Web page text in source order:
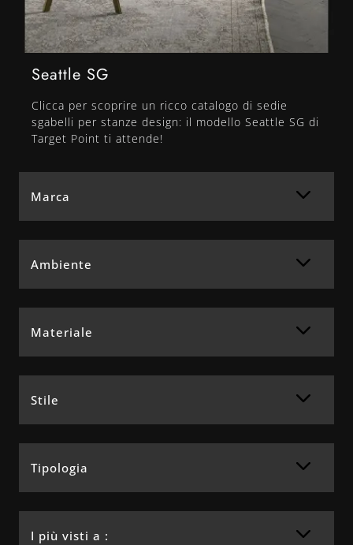
Marca
Ambiente
Materiale
Stile
Tipologia
I più visti a :
Seattle SG
Clicca per scoprire un ricco catalogo di sedie
sgabelli per stanze design: il modello Seattle SG di
Target Point ti attende!